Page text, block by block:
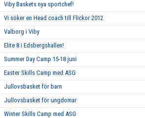
Viby Baskets nya sportchef!
Vi söker en Head coach till Flickor 2012
Valborg i Viby
Elite 8 i Edsbergshallen!
Summer Day Camp 15-18 juni
Easter Skills Camp med ASG
Jullovsbasket för barn
Jullovsbasket för ungdomar
Winter Skills Camp med ASG